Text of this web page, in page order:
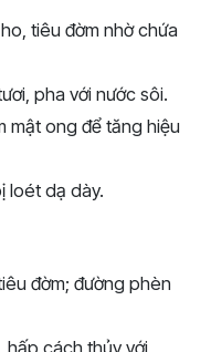
tiêu đờm nhờ chứa
pha với nước sôi.
mật ong để tăng hiệu
loét dạ dày.
đờm; đường phèn